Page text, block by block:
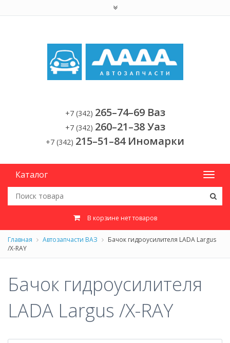
+7 (342) 265–74–69 Ваз
+7 (342) 260–21–38 Уаз
+7 (342) 215–51–84 Иномарки
Каталог
В корзине нет товаров
Главная Автозапчасти ВАЗ
Бачок гидроусилителя LADA Largus
/X-RAY
Бачок гидроусилителя
LADA Largus /X-RAY